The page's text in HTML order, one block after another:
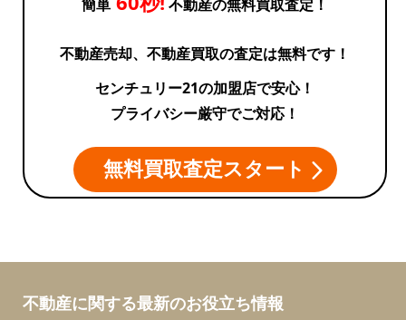
簡単 不動産の無料買取査定！
不動産売却、不動産買取の査定は無料です！
センチュリー21の加盟店で安心！
プライバシー厳守でご対応！
無料買取査定スタート
不動産に関する最新のお役立ち情報